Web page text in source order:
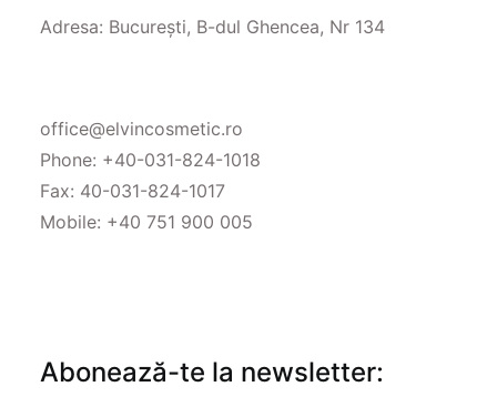
Adresa: București, B-dul Ghencea, Nr 134
office@elvincosmetic.ro
Phone: +40-031-824-1018
Fax: 40-031-824-1017
Mobile: +40 751 900 005
Abonează-te la newsletter: